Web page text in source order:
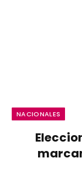
NACIONALES